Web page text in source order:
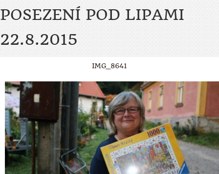
POSEZENÍ POD LIPAMI
22.8.2015
IMG_8641